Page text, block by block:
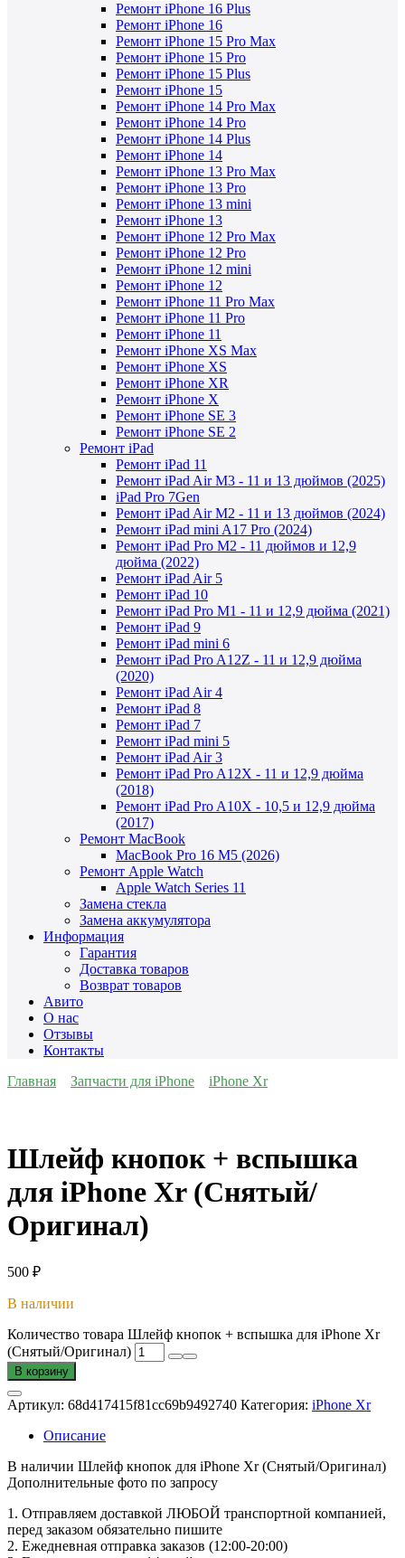
Ремонт iPhone 16 Plus
Ремонт iPhone 16
Ремонт iPhone 15 Pro Max
Ремонт iPhone 15 Pro
Ремонт iPhone 15 Plus
Ремонт iPhone 15
Ремонт iPhone 14 Pro Max
Ремонт iPhone 14 Pro
Ремонт iPhone 14 Plus
Ремонт iPhone 14
Ремонт iPhone 13 Pro Max
Ремонт iPhone 13 Pro
Ремонт iPhone 13 mini
Ремонт iPhone 13
Ремонт iPhone 12 Pro Max
Ремонт iPhone 12 Pro
Ремонт iPhone 12 mini
Ремонт iPhone 12
Ремонт iPhone 11 Pro Max
Ремонт iPhone 11 Pro
Ремонт iPhone 11
Ремонт iPhone XS Max
Ремонт iPhone XS
Ремонт iPhone XR
Ремонт iPhone X
Ремонт iPhone SE 3
Ремонт iPhone SE 2
Ремонт iPad
Ремонт iPad 11
Ремонт iPad Air M3 - 11 и 13 дюймов (2025)
iPad Pro 7Gen
Ремонт iPad Air M2 - 11 и 13 дюймов (2024)
Ремонт iPad mini A17 Pro (2024)
Ремонт iPad Pro M2 - 11 дюймов и 12,9
дюйма (2022)
Ремонт iPad Air 5
Ремонт iPad 10
Ремонт iPad Pro M1 - 11 и 12,9 дюйма (2021)
Ремонт iPad 9
Ремонт iPad mini 6
Ремонт iPad Pro A12Z - 11 и 12,9 дюйма
(2020)
Ремонт iPad Air 4
Ремонт iPad 8
Ремонт iPad 7
Ремонт iPad mini 5
Ремонт iPad Air 3
Ремонт iPad Pro A12X - 11 и 12,9 дюйма
(2018)
Ремонт iPad Pro A10X - 10,5 и 12,9 дюйма
(2017)
Ремонт MacBook
MacBook Pro 16 M5 (2026)
Ремонт Apple Watch
Apple Watch Series 11
Замена стекла
Замена аккумулятора
Информация
Гарантия
Доставка товаров
Возврат товаров
Авито
О нас
Отзывы
Контакты
Главная
Запчасти для iPhone iPhone Xr
Шлейф кнопок + вспышка
для iPhone Xr (Снятый/
Оригинал)
500 ₽
В наличии
Количество товара Шлейф кнопок + вспышка для iPhone Xr
(Снятый/Оригинал)
В корзину
Артикул: 68d417415f81cc69b9492740 Категория: iPhone Xr
Описание
В наличии Шлейф кнопок для iPhone Xr (Снятый/Оригинал)
Дополнительные фото по запросу
1. Oтпpавляем доставкой ЛЮБОЙ транспортной компанией,
перед заказом обязательно пишите
2. Ежедневная отправка заказов (12:00-20:00)